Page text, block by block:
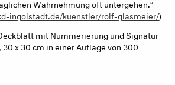
Wahrnehmung oft untergehen.“
ingolstadt.de/kuenstler/rolf-glasmeier/)
mit Nummerierung und Signatur
x 30 cm in einer Auflage von 300